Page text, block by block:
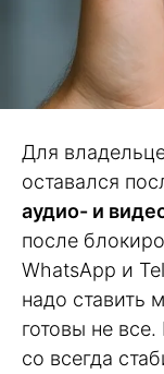
Для
оставался
аудио- и
после
WhatsApp и
надо ставить
готовы не
со всегда